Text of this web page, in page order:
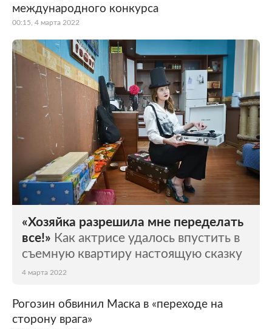
международного конкурса
00:15, 4 марта 2022
«Хозяйка разрешила мне переделать
все!» Как актрисе удалось впустить в
съемную квартиру настоящую сказку
4 марта 2022
Рогозин обвинил Маска в «переходе на
сторону врага»